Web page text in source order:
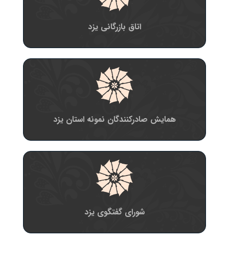
اتاق بازرگانی یزد
همایش صادرکنندگان نمونه استان یزد
شورای گفتگوی یزد